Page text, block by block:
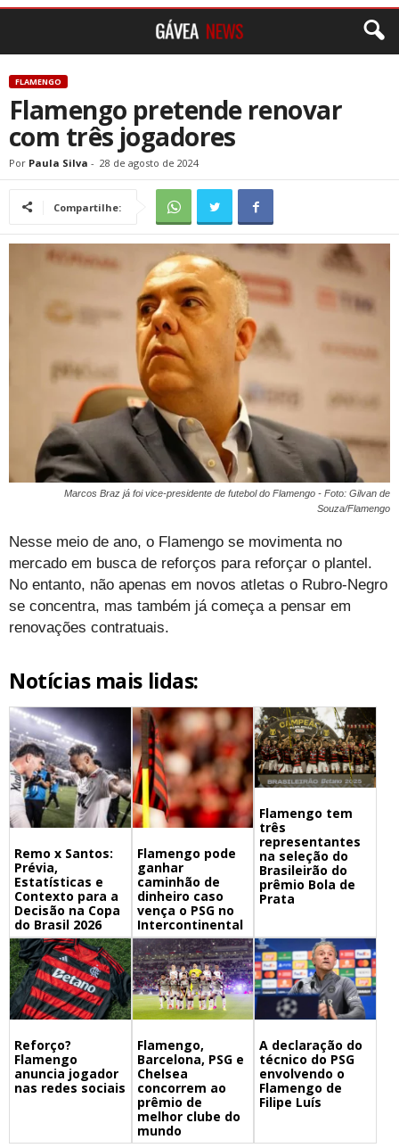
FLAMENGO
Flamengo pretende renovar
com três jogadores
Por Paula Silva - 28 de agosto de 2024
Compartilhe:
Marcos Braz já foi vice-presidente de futebol do Flamengo - Foto: Gilvan de
Souza/Flamengo
Nesse meio de ano, o Flamengo se movimenta no
mercado em busca de reforços para reforçar o plantel.
No entanto, não apenas em novos atletas o Rubro-Negro
se concentra, mas também já começa a pensar em
renovações contratuais.
Notícias mais lidas:
Remo x Santos:
Prévia,
Estatísticas e
Contexto para a
Decisão na Copa
do Brasil 2026
Flamengo pode
ganhar
caminhão de
dinheiro caso
vença o PSG no
Intercontinental
Flamengo tem
três
representantes
na seleção do
Brasileirão do
prêmio Bola de
Prata
Reforço?
Flamengo
anuncia jogador
nas redes sociais
Flamengo,
Barcelona, PSG e
Chelsea
concorrem ao
prêmio de
melhor clube do
mundo
A declaração do
técnico do PSG
envolvendo o
Flamengo de
Filipe Luís